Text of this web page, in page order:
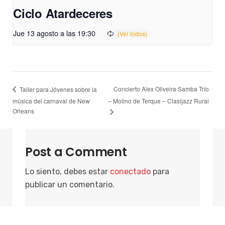
Ciclo Atardeceres
Jue 13 agosto a las 19:30
Taller para Jóvenes sobre la
música del carnaval de New
Orleans
Concierto Alex Oliveira Samba Trío
– Molino de Terque – Clasijazz Rural
Post a Comment
Lo siento, debes estar conectado para
publicar un comentario.